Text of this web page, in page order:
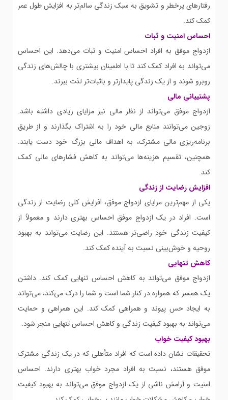
رفتارهای پرخطر و تشویق به سبک زندگی سالم‌تر به افزایش طول عمر
کمک کند.
احساس امنیت و ثبات
ازدواج موفق به افراد احساس امنیت و ثبات می‌دهد. این احساس
می‌تواند به افراد کمک کند تا با اطمینان بیشتری با چالش‌های زندگی
روبرو شوند و از یک زندگی پایدارتر و باثبات‌تر لذت ببرند.
پشتیبانی مالی
ازدواج موفق می‌تواند از نظر مالی نیز مزایای زیادی داشته باشد.
زوجین می‌توانند منابع مالی خود را به اشتراک بگذارند و از طریق
برنامه‌ریزی مالی مشترک، به اهداف مالی بزرگ خود دست یابند.
همچنین، تقسیم هزینه‌ها می‌تواند به کاهش فشارهای مالی کمک
کند.
افزایش رضایت از زندگی
یکی از مهم‌ترین مزایای ازدواج موفق، افزایش کلی رضایت از زندگی
است. افراد در یک ازدواج موفق احساس بهتری دارند و معمولاً از
کیفیت زندگی خود راضی‌تر هستند. این رضایت می‌تواند به بهبود
روحیه و خوش‌بینی نسبت به آینده کمک کند.
کاهش تنهایی
ازدواج موفق می‌تواند به کاهش احساس تنهایی کمک کند. داشتن
یک همسر که همواره در کنار شما است و شما را درک می‌کند، می‌تواند
به ایجاد حس پیوند و همراهی کمک کند. این همراهی و حمایت
می‌تواند به بهبود کیفیت زندگی و کاهش احساس تنهایی منجر شود.
بهبود کیفیت خواب
تحقیقات نشان داده است که افراد متأهلی که در یک زندگی مشترک
موفق هستند، نسبت به افراد مجرد خواب بهتری دارند. احساس
امنیت و آرامش ناشی از یک ازدواج موفق می‌تواند به بهبود کیفیت